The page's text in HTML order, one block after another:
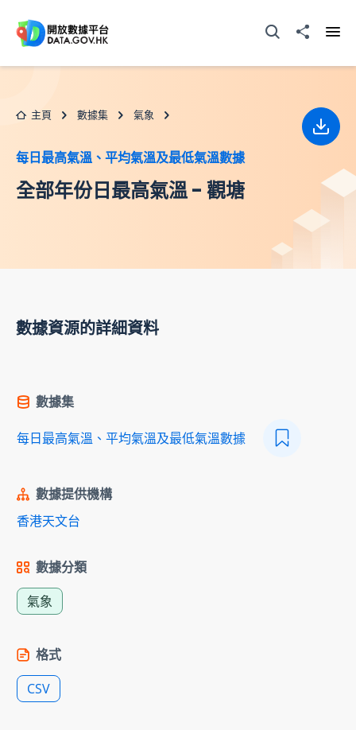
打開搜尋器分享至
主頁 數據集 氣象
每日最高氣溫、平均氣溫及最低氣溫數據
全部年份日最高氣溫 - 觀塘
下載
數據資源的詳細資料
數據集
每日最高氣溫、平均氣溫及最低氣溫數據
數據提供機構
香港天文台
數據分類
氣象
格式
CSV